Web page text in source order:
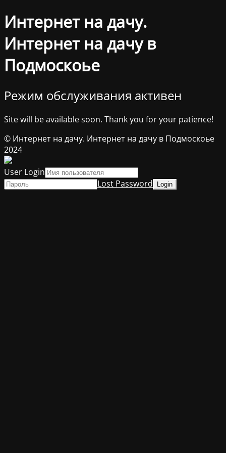
Интернет на дачу.
Интернет на дачу в
Подмоскоье
Режим обслуживания активен
Site will be available soon. Thank you for your patience!
© Интернет на дачу. Интернет на дачу в Подмоскоье
2024
User Login
Lost Password